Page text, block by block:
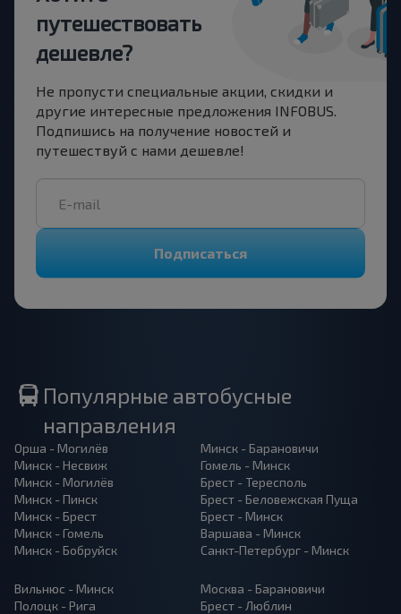
путешествовать
дешевле?
Не пропусти специальные акции, скидки и
другие интересные предложения INFOBUS.
Подпишись на получение новостей и
путешествуй с нами дешевле!
Подписаться
Популярные автобусные
направления
Орша - Могилёв
Минск - Несвиж
Минск - Могилёв
Минск - Пинск
Минск - Брест
Минск - Гомель
Минск - Бобруйск
Минск - Барановичи
Гомель - Минск
Брест - Тересполь
Брест - Беловежская Пуща
Брест - Минск
Варшава - Минск
Санкт-Петербург - Минск
Вильнюс - Минск
Полоцк - Рига
Москва - Барановичи
Брест - Люблин